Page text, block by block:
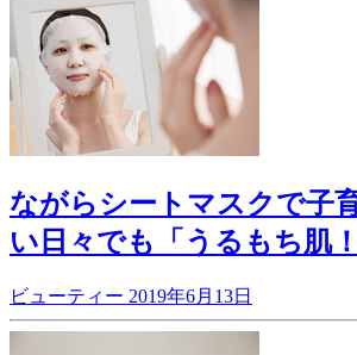
ながらシートマスクで子
い日々でも「うるもち肌！
ビューティー 2019年6月13日